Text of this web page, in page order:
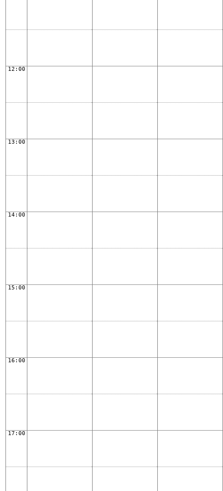
12:00
13:00
14:00
15:00
16:00
17:00